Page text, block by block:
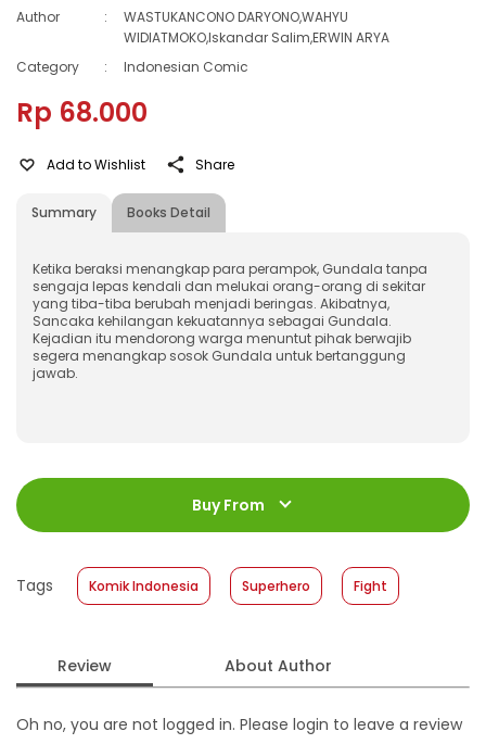
Author :
WASTUKANCONO DARYONO,WAHYU
WIDIATMOKO,Iskandar Salim,ERWIN ARYA
Category
: Indonesian Comic
Rp 68.000
Summary Books Detail
Add to Wishlist Share
Ketika beraksi menangkap para perampok, Gundala tanpa
sengaja lepas kendali dan melukai orang-orang di sekitar
yang tiba-tiba berubah menjadi beringas. Akibatnya,
Sancaka kehilangan kekuatannya sebagai Gundala.
Kejadian itu mendorong warga menuntut pihak berwajib
segera menangkap sosok Gundala untuk bertanggung
jawab.
ISBN :
9786230312465
72 halaman
Size
:
17 x 24,5
Format
: Softcover
Buy From
Tags Komik Indonesia Superhero Fight
Review About Author
Oh no, you are not logged in. Please login to leave a review